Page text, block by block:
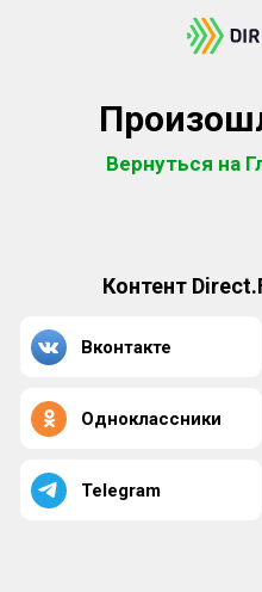
Вернуться на
Контент
Вконтакте
Одноклассники
Telegram